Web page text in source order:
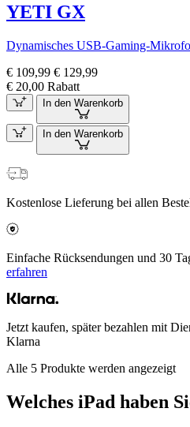
YETI GX
Dynamisches USB-Gaming-
€ 109,99 € 129,99
€ 20,00 Rabatt
In den Warenkorb
In den Warenkorb
Kostenlose Lieferung bei allen
Einfache Rücksendungen und 30
erfahren
Jetzt kaufen, später bezahlen mit
Klarna
Alle 5 Produkte werden angezeigt
Welches iPad haben